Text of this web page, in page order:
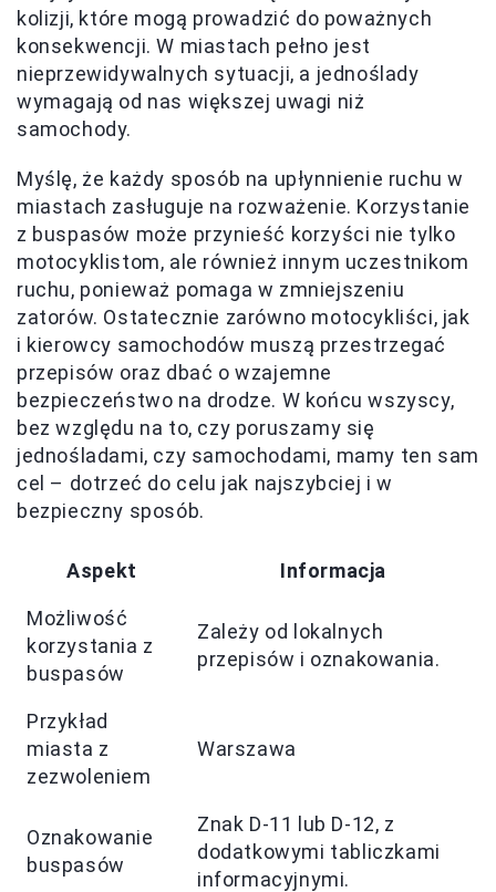
kolizji, które mogą prowadzić do poważnych
konsekwencji. W miastach pełno jest
nieprzewidywalnych sytuacji, a jednoślady
wymagają od nas większej uwagi niż
samochody.
Myślę, że każdy sposób na upłynnienie ruchu w
miastach zasługuje na rozważenie. Korzystanie
z buspasów może przynieść korzyści nie tylko
motocyklistom, ale również innym uczestnikom
ruchu, ponieważ pomaga w zmniejszeniu
zatorów. Ostatecznie zarówno motocykliści, jak
i kierowcy samochodów muszą przestrzegać
przepisów oraz dbać o wzajemne
bezpieczeństwo na drodze. W końcu wszyscy,
bez względu na to, czy poruszamy się
jednośladami, czy samochodami, mamy ten sam
cel – dotrzeć do celu jak najszybciej i w
bezpieczny sposób.
Aspekt Informacja
Możliwość
korzystania z
buspasów
Zależy od lokalnych
przepisów i oznakowania.
Przykład
miasta z
zezwoleniem
Warszawa
Oznakowanie
buspasów
Znak D-11 lub D-12, z
dodatkowymi tabliczkami
informacyjnymi.